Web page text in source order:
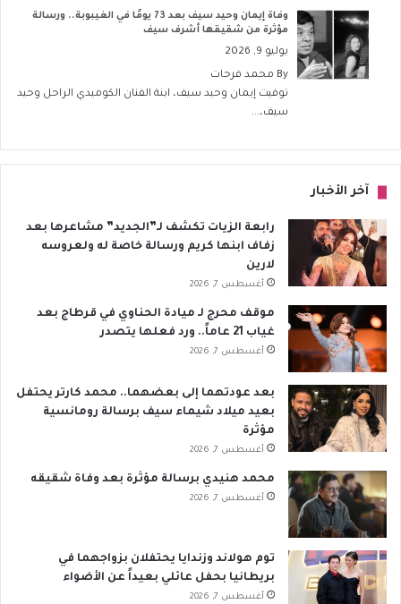
وفاة إيمان وحيد سيف بعد 73 يومًا في الغيبوبة.. ورسالة
مؤثرة من شقيقها أشرف سيف
يوليو 9, 2026
By محمد فرحات
توفيت إيمان وحيد سيف، ابنة الفنان الكوميدي الراحل وحيد
سيف،...
آخر الأخبار
رابعة الزيات تكشف لـ”الجديد” مشاعرها بعد
زفاف ابنها كريم ورسالة خاصة له ولعروسه
لارين
أغسطس 7, 2026
موقف محرج لـ ميادة الحناوي في قرطاج بعد
غياب 21 عاماً.. ورد فعلها يتصدر
أغسطس 7, 2026
بعد عودتهما إلى بعضهما.. محمد كارتر يحتفل
بعيد ميلاد شيماء سيف برسالة رومانسية
مؤثرة
أغسطس 7, 2026
محمد هنيدي برسالة مؤثرة بعد وفاة شقيقه
أغسطس 7, 2026
توم هولاند وزندايا يحتفلان بزواجهما في
بريطانيا بحفل عائلي بعيداً عن الأضواء
أغسطس 7, 2026